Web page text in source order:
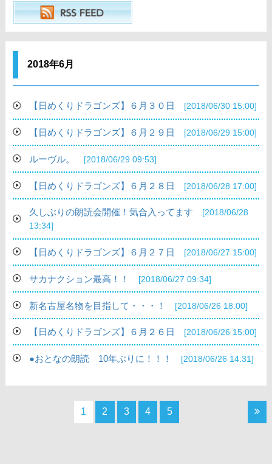
2018年6月
【日めくりドラゴンズ】６月３０日 [2018/06/30 15:00]
【日めくりドラゴンズ】６月２９日 [2018/06/29 15:00]
ルーヴル。 [2018/06/29 09:53]
【日めくりドラゴンズ】６月２８日 [2018/06/28 17:00]
久しぶりの朗読会開催！気合入ってます
[2018/06/28
13:34]
【日めくりドラゴンズ】６月２７日 [2018/06/27 15:00]
サカナクション最高！！ [2018/06/27 09:34]
新名古屋名物を目指して・・・！ [2018/06/26 18:00]
【日めくりドラゴンズ】６月２６日 [2018/06/26 15:00]
●おとなの朗読 10年ぶりに！！！ [2018/06/26 14:31]
1 2 3 4 5